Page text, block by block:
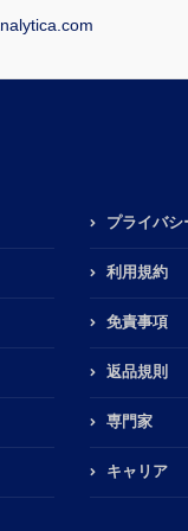
プライバ
利用規約
免責事項
返品規則
専門家
キャリア